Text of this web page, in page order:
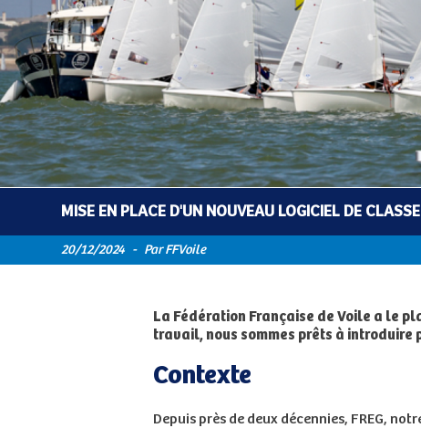
MISE EN PLACE D'UN NOUVEAU LOGICIEL DE
20/12/2024 - Par FFVoile
La Fédération Française de Voile a le
travail, nous sommes prêts à introduire
Contexte
Depuis près de deux décennies, FREG,